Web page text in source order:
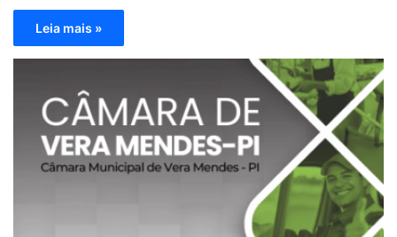
Leia mais »